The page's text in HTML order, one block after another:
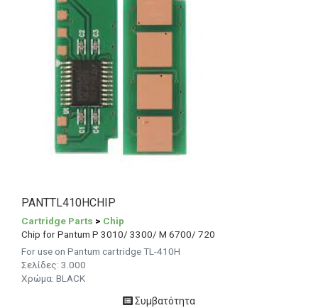
PANTTL410HCHIP
Cartridge Parts > Chip
Chip for Pantum P 3010/ 3300/ M 6700/ 720
For use on Pantum cartridge TL-410H
Σελίδες: 3.000
Χρώμα: BLACK
Συμβατότητα